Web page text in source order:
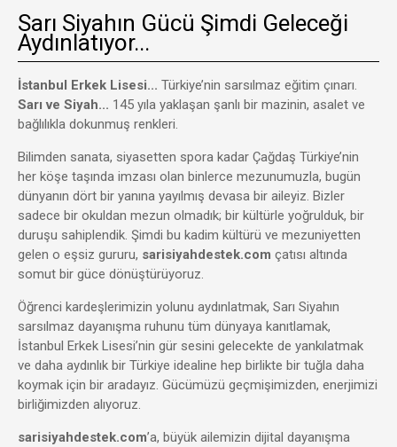
Sarı Siyahın Gücü Şimdi Geleceği
Aydınlatıyor...
İstanbul Erkek Lisesi... Türkiye’nin sarsılmaz eğitim çınarı.
Sarı ve Siyah... 145 yıla yaklaşan şanlı bir mazinin, asalet ve
bağlılıkla dokunmuş renkleri.
Bilimden sanata, siyasetten spora kadar Çağdaş Türkiye’nin
her köşe taşında imzası olan binlerce mezunumuzla, bugün
dünyanın dört bir yanına yayılmış devasa bir aileyiz. Bizler
sadece bir okuldan mezun olmadık; bir kültürle yoğrulduk, bir
duruşu sahiplendik. Şimdi bu kadim kültürü ve mezuniyetten
gelen o eşsiz gururu, sarisiyahdestek.com çatısı altında
somut bir güce dönüştürüyoruz.
Öğrenci kardeşlerimizin yolunu aydınlatmak, Sarı Siyahın
sarsılmaz dayanışma ruhunu tüm dünyaya kanıtlamak,
İstanbul Erkek Lisesi’nin gür sesini gelecekte de yankılatmak
ve daha aydınlık bir Türkiye idealine hep birlikte bir tuğla daha
koymak için bir aradayız. Gücümüzü geçmişimizden, enerjimizi
birliğimizden alıyoruz.
sarisiyahdestek.com’a, büyük ailemizin dijital dayanışma